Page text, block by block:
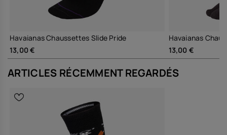
Havaianas Chaussettes Slide Pride
13,00 €
Havaianas
13,00 €
ARTICLES RÉCEMMENT REGARDÉS